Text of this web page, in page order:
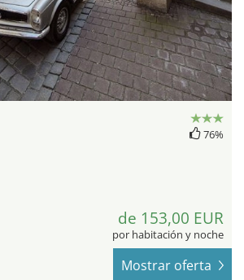
76%
de 153,00 EUR
por habitación y noche
Mostrar oferta